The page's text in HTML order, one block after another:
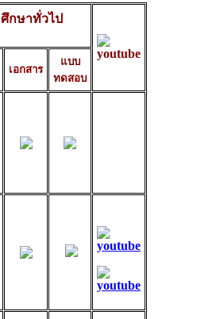
ศึกษาทั่วไป
เอกสาร
แบบ
ทดสอบ